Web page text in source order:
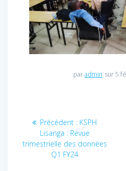
paradmin sur 5
Navigation
de
l’article
Précédent : Article
précédent
:
KSPH
Lisanga : Revue
trimestrielle des données
Q1 FY24